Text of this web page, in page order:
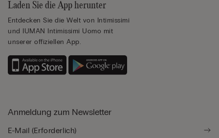
Laden Sie die App herunter
Entdecken Sie die Welt von Intimissimi
und IUMAN Intimissimi Uomo mit
unserer offiziellen App.
Anmeldung zum Newsletter